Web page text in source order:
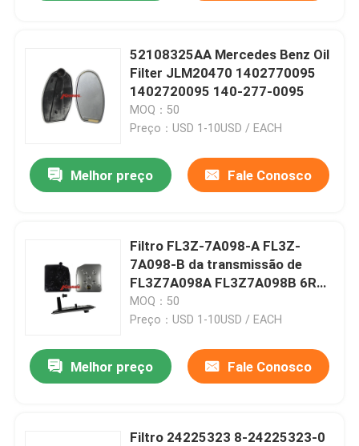
52108325AA Mercedes Benz Oil
Filter JLM20470 1402770095
1402720095 140-277-0095
MOQ：50
Preço：USD 1-10USD / EACH
Melhor preço Fale Conosco
Filtro FL3Z-7A098-A FL3Z-
7A098-B da transmissão de
FL3Z7A098A FL3Z7A098B 6R80
Ford F150
MOQ：50
Preço：USD 1-10USD / EACH
Melhor preço Fale Conosco
Filtro 24225323 8-24225323-0